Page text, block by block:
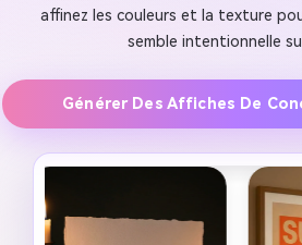
affinez les couleurs et la texture
semble intentionnelle
Générer Des Affiches De